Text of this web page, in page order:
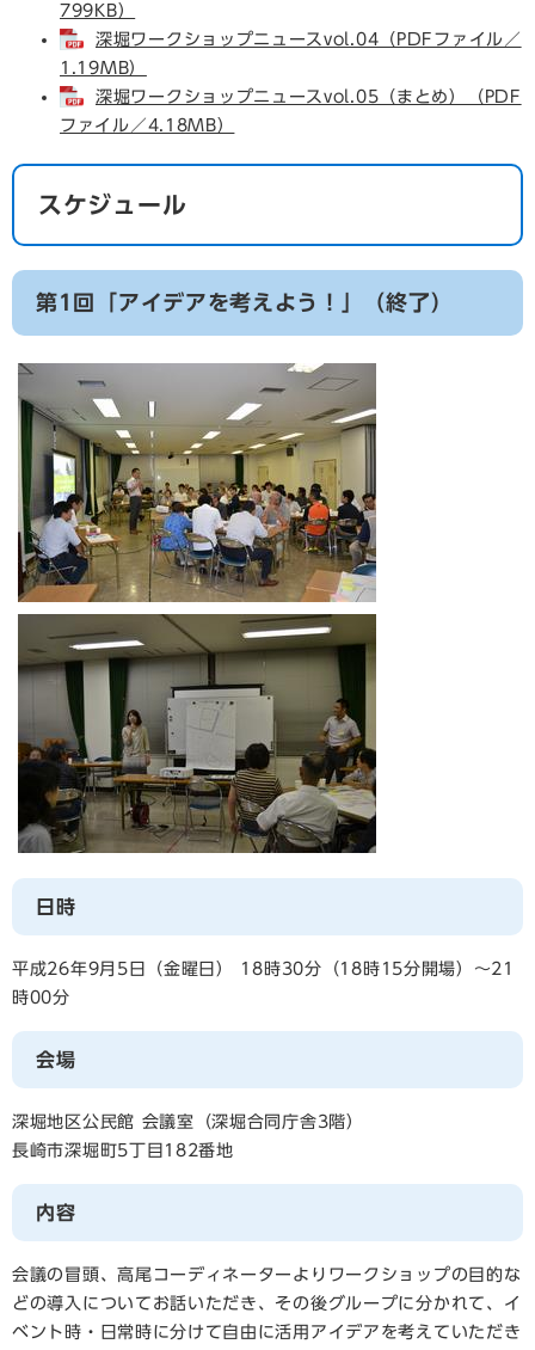
799KB）
深堀ワークショップニュースvol.04（PDFファイル／
1.19MB）
深堀ワークショップニュースvol.05（まとめ）（PDF
ファイル／4.18MB）
スケジュール
第1回「アイデアを考えよう！」（終了）
日時
平成26年9月5日（金曜日） 18時30分（18時15分開場）～21
時00分
会場
深堀地区公民館 会議室（深堀合同庁舎3階）
長崎市深堀町5丁目182番地
内容
会議の冒頭、高尾コーディネーターよりワークショップの目的な
どの導入についてお話いただき、その後グループに分かれて、イ
ベント時・日常時に分けて自由に活用アイデアを考えていただき